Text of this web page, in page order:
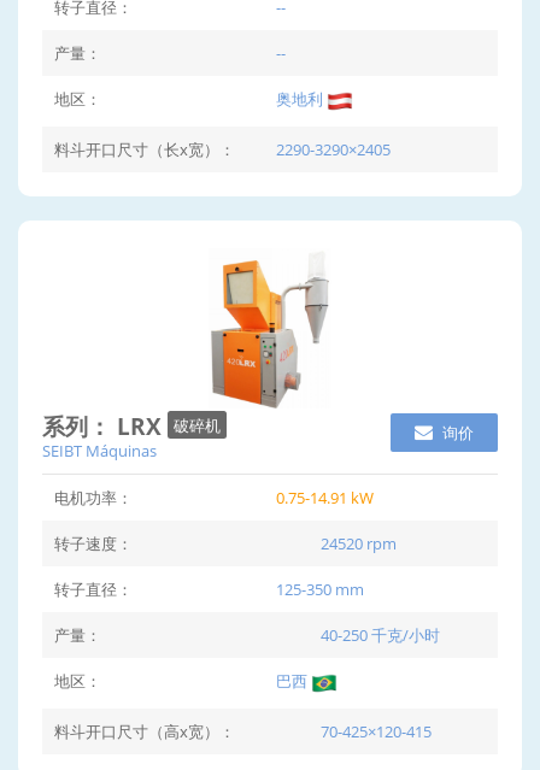
转子直径： --
产量： --
地区： 奥地利
料斗开口尺寸（长x宽）： 2290-3290×2405
系列： LRX
破碎机
SEIBT Máquinas
询价
电机功率： 0.75-14.91 kW
转子速度： 24520 rpm
转子直径： 125-350 mm
产量： 40-250 千克/小时
地区： 巴西
料斗开口尺寸（高x宽）： 70-425×120-415